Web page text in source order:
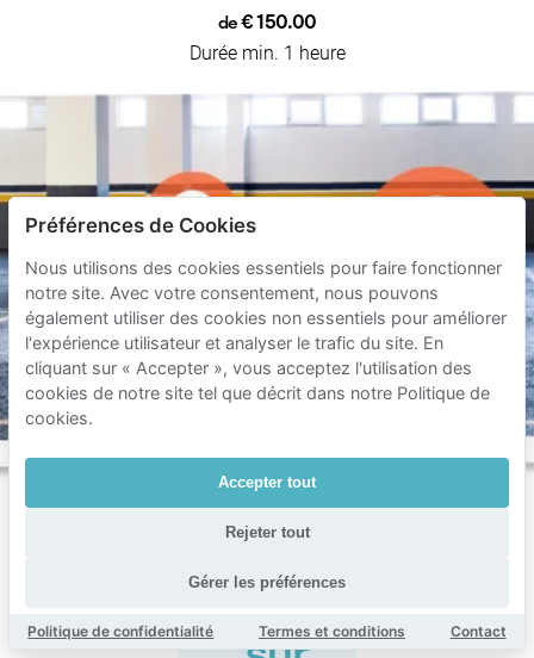
de € 150.00
Durée min. 1 heure
Questions
fréquentes
Préférences de Cookies
Nous utilisons des cookies essentiels pour faire fonctionner
notre site. Avec votre consentement, nous pouvons
également utiliser des cookies non essentiels pour améliorer
l'expérience utilisateur et analyser le trafic du site. En
cliquant sur « Accepter », vous acceptez l'utilisation des
cookies de notre site tel que décrit dans notre Politique de
cookies.
Accepter tout
Rejeter tout
Gérer les préférences
Politique de confidentialité Termes et conditions Contact